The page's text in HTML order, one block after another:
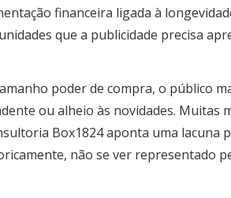
financeira ligada à
que a publicidade precisa
poder de compra, o público
ou alheio às novidades. Muitas
Box1824 aponta uma lacuna
não se ver representado